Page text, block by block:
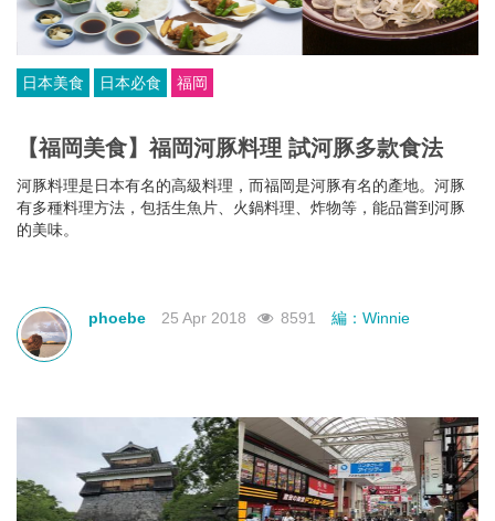
日本美食 日本必食 福岡
【福岡美食】福岡河豚料理 試河豚多款食法
河豚料理是日本有名的高級料理，而福岡是河豚有名的產地。河豚
有多種料理方法，包括生魚片、火鍋料理、炸物等，能品嘗到河豚
的美味。
phoebe 25 Apr 2018 8591 編：Winnie